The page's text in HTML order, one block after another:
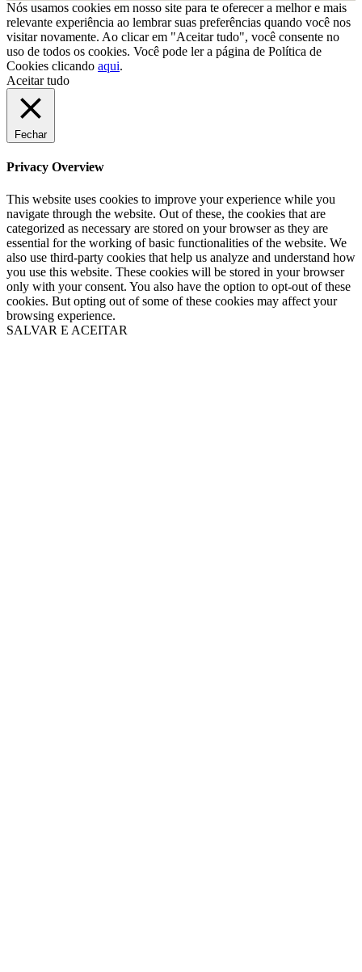
Nós usamos cookies em nosso site para te oferecer a melhor e mais
relevante experiência ao lembrar suas preferências quando você nos
visitar novamente. Ao clicar em "Aceitar tudo", você consente no
uso de todos os cookies. Você pode ler a página de Política de
Cookies clicando aqui.
Aceitar tudo
Fechar
Privacy Overview
This website uses cookies to improve your experience while you
navigate through the website. Out of these, the cookies that are
categorized as necessary are stored on your browser as they are
essential for the working of basic functionalities of the website. We
also use third-party cookies that help us analyze and understand how
you use this website. These cookies will be stored in your browser
only with your consent. You also have the option to opt-out of these
cookies. But opting out of some of these cookies may affect your
browsing experience.
SALVAR E ACEITAR